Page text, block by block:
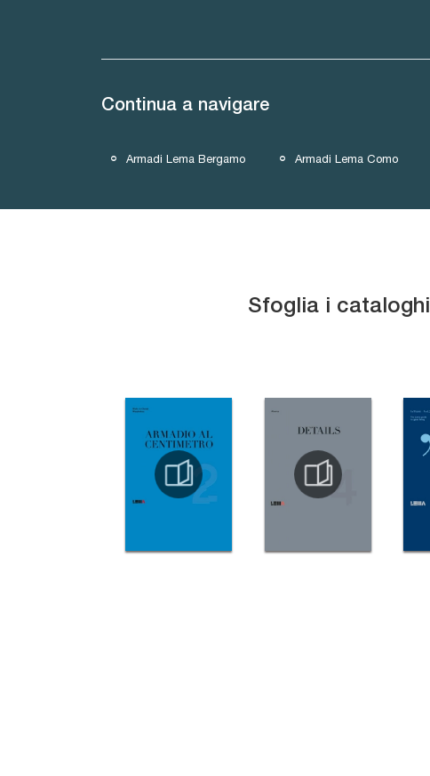
Continua a navigare
Armadi Lema Bergamo Armadi Lema Como
Sfoglia i cataloghi